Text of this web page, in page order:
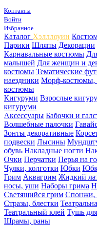
Контакты
Войти
Избранное
Каталог Хэлллоуин
Парики Шляпы Декорации
Карнавальные костюмы
малышей Для женщин и
костюмы Тематические
наездники Морф-костюмы,
костюмы
Кигуруми Взрослые
кигуруми
Аксессуары Бабочки и
Волшебные палочки
Зонты декоративные
подвески Лысины
обувь Накладные ногти
Очки Перчатки Перья на
Чулки, колготки Юбки
Грим Аквагрим Жидкий
носы, уши Наборы грима
Светящийся грим Спонжи,
Стразы, блестки
Театральный клей Тушь
Шрамы, раны